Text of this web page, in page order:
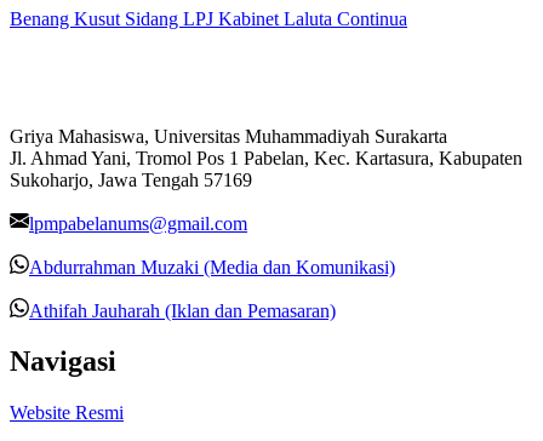
Benang Kusut Sidang LPJ Kabinet Laluta Continua
Griya Mahasiswa, Universitas Muhammadiyah Surakarta
Jl. Ahmad Yani, Tromol Pos 1 Pabelan, Kec. Kartasura, Kabupaten
Sukoharjo, Jawa Tengah 57169
lpmpabelanums@gmail.com
Abdurrahman Muzaki (Media dan Komunikasi)
Athifah Jauharah (Iklan dan Pemasaran)
Navigasi
Website Resmi